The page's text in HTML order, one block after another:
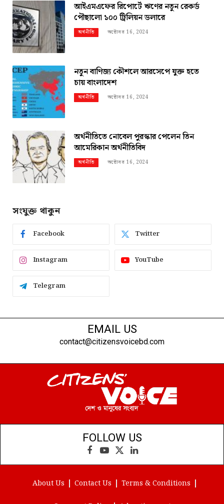
আইএমএফের রিপোর্টে ঋণের নতুন রেকর্ড
পৌছালো ১০০ ট্রিলিয়ন ডলারে
অর্থনীতি অক্টোবর 16, 2024
নতুন বাণিজ্য কৌশলে আরসেপে যুক্ত হতে
চায় বাংলাদেশ
অর্থনীতি অক্টোবর 16, 2024
অর্থনীতিতে নোবেল পুরস্কার পেলেন তিন
আমেরিকান অর্থনীতিবিদ
অর্থনীতি অক্টোবর 16, 2024
সংযুক্ত থাকুন
Facebook Twitter
Instagram YouTube
Telegram
EMAIL US
contact@citizensvoicebd.com
FOLLOW US
Facebook
YouTube
X
(Twitter)
LinkedIn
About Us Contact Us Terms & Conditions